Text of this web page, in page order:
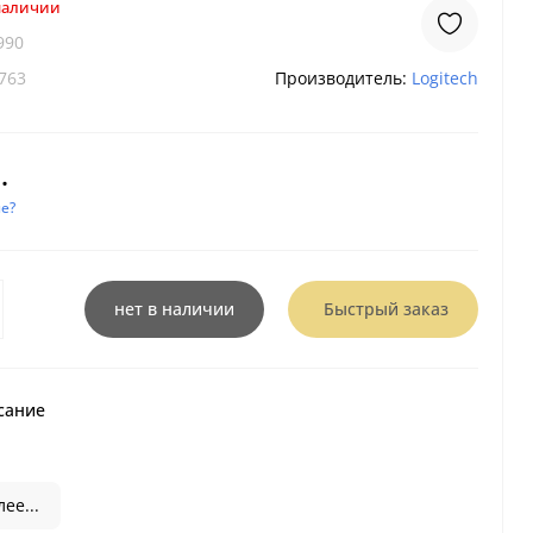
Производитель: Logitech
нет в наличии Быстрый заказ